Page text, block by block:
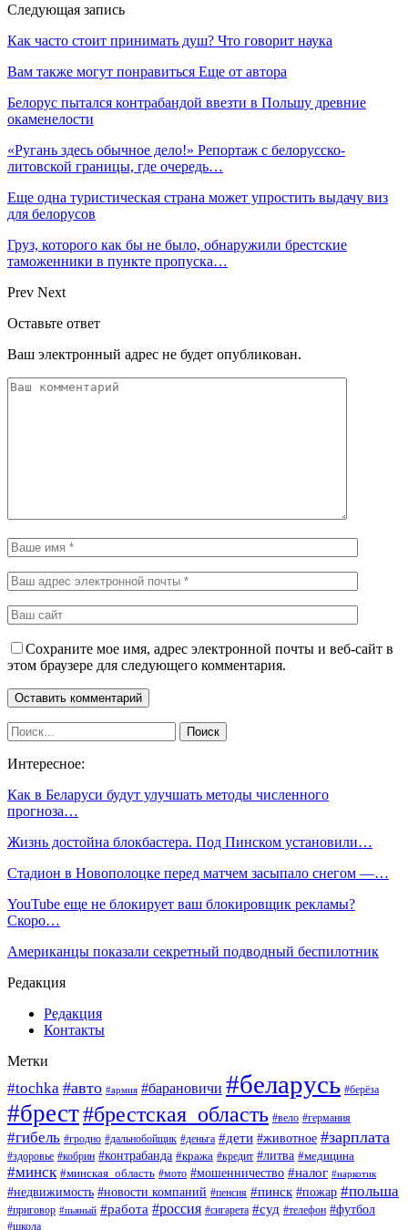
Следующая запись
Как часто стоит принимать душ? Что говорит наука
Вам также могут понравиться Еще от автора
Белорус пытался контрабандой ввезти в Польшу древние
окаменелости
«Ругань здесь обычное дело!» Репортаж с белорусско-
литовской границы, где очередь…
Еще одна туристическая страна может упростить выдачу виз
для белорусов
Груз, которого как бы не было, обнаружили брестские
таможенники в пункте пропуска…
Prev Next
Оставьте ответ
Ваш электронный адрес не будет опубликован.
Сохраните мое имя, адрес электронной почты и веб-сайт в
этом браузере для следующего комментария.
Интересное:
Как в Беларуси будут улучшать методы численного
прогноза…
Жизнь достойна блокбастера. Под Пинском установили…
Стадион в Новополоцке перед матчем засыпало снегом —…
YouTube еще не блокирует ваш блокировщик рекламы?
Скоро…
Американцы показали секретный подводный беспилотник
Редакция
Редакция
Контакты
Метки
#tochka #авто #армия #барановичи #беларусь #берёза
#брест#брестская_область #вело #германия
#гибель #гродно #дальнобойщик #деньга #дети #животное #зарплата
#здоровье #кобрин #контрабанда #кража #кредит #литва #медицина
#минск #минская_область #мото #мошенничество #налог #наркотик
#недвижимость #новости компаний #пенсия #пинск #пожар #польша
#приговор #пьяный #работа #россия #сигарета #суд #телефон #футбол
#школа